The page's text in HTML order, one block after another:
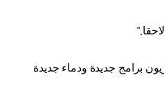
".
برامج جديدة ودماء جديدة